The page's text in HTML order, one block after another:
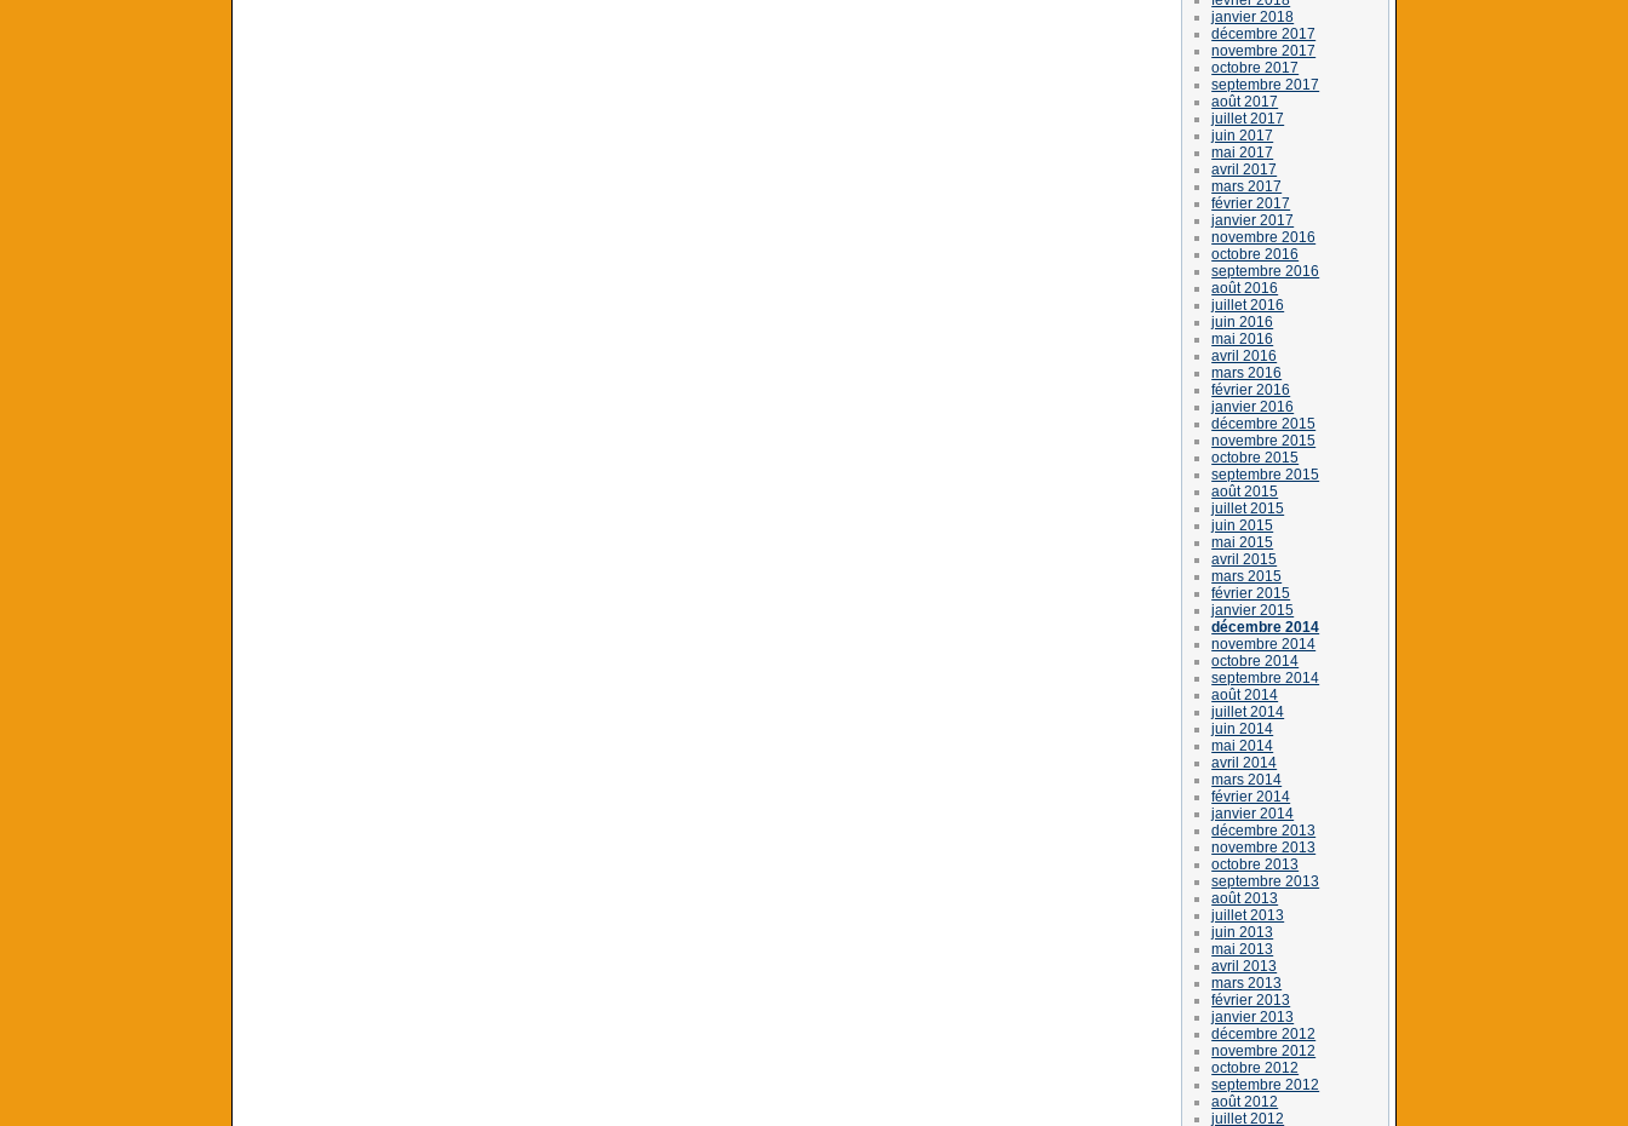
janvier 2018
décembre 2017
novembre 2017
octobre 2017
septembre 2017
août 2017
juillet 2017
juin 2017
mai 2017
avril 2017
mars 2017
février 2017
janvier 2017
novembre 2016
octobre 2016
septembre 2016
août 2016
juillet 2016
juin 2016
mai 2016
avril 2016
mars 2016
février 2016
janvier 2016
décembre 2015
novembre 2015
octobre 2015
septembre 2015
août 2015
juillet 2015
juin 2015
mai 2015
avril 2015
mars 2015
février 2015
janvier 2015
décembre 2014
novembre 2014
octobre 2014
septembre 2014
août 2014
juillet 2014
juin 2014
mai 2014
avril 2014
mars 2014
février 2014
janvier 2014
décembre 2013
novembre 2013
octobre 2013
septembre 2013
août 2013
juillet 2013
juin 2013
mai 2013
avril 2013
mars 2013
février 2013
janvier 2013
décembre 2012
novembre 2012
octobre 2012
septembre 2012
août 2012
juillet 2012